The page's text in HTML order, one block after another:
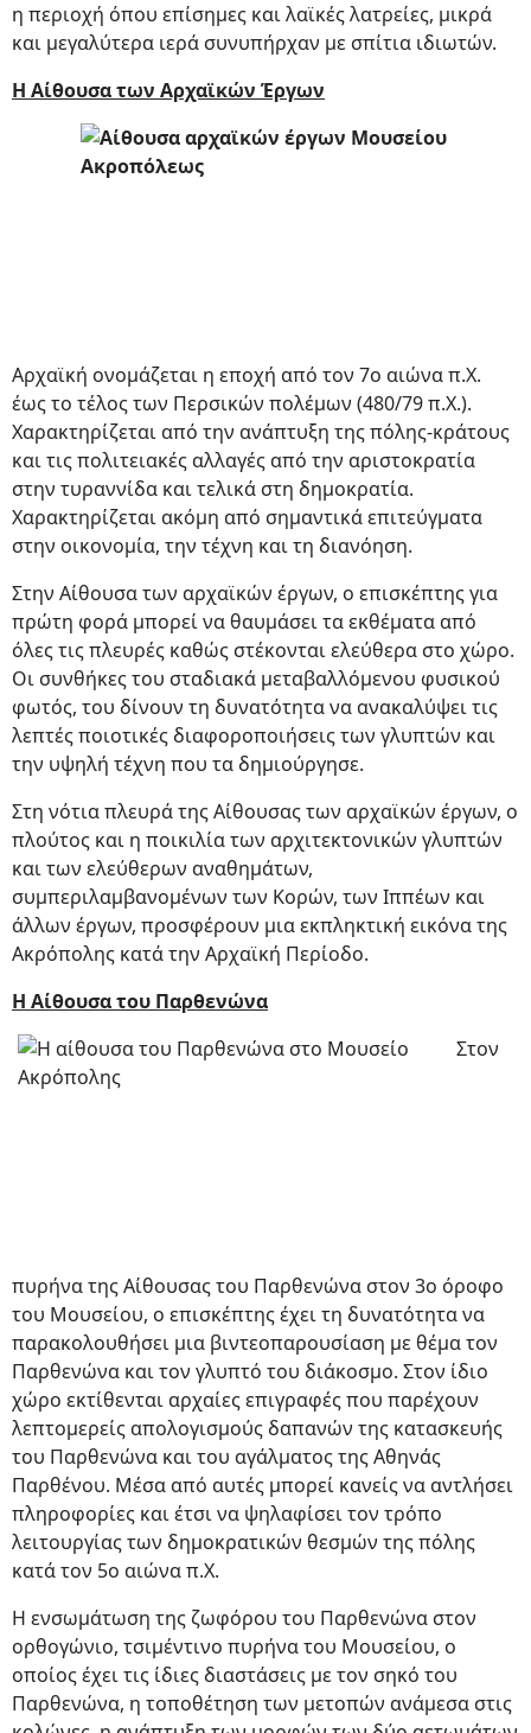
η περιοχή όπου επίσημες και λαϊκές λατρείες, μικρά
και μεγαλύτερα ιερά συνυπήρχαν με σπίτια ιδιωτών.
Η Αίθουσα των Αρχαϊκών Έργων
Αρχαϊκή ονομάζεται η εποχή από τον 7ο αιώνα π.Χ.
έως το τέλος των Περσικών πολέμων (480/79 π.Χ.).
Χαρακτηρίζεται από την ανάπτυξη της πόλης-κράτους
και τις πολιτειακές αλλαγές από την αριστοκρατία
στην τυραννίδα και τελικά στη δημοκρατία.
Χαρακτηρίζεται ακόμη από σημαντικά επιτεύγματα
στην οικονομία, την τέχνη και τη διανόηση.
Στην Αίθουσα των αρχαϊκών έργων, ο επισκέπτης για
πρώτη φορά μπορεί να θαυμάσει τα εκθέματα από
όλες τις πλευρές καθώς στέκονται ελεύθερα στο χώρο.
Οι συνθήκες του σταδιακά μεταβαλλόμενου φυσικού
φωτός, του δίνουν τη δυνατότητα να ανακαλύψει τις
λεπτές ποιοτικές διαφοροποιήσεις των γλυπτών και
την υψηλή τέχνη που τα δημιούργησε.
Στη νότια πλευρά της Αίθουσας των αρχαϊκών έργων, ο
πλούτος και η ποικιλία των αρχιτεκτονικών γλυπτών
και των ελεύθερων αναθημάτων,
συμπεριλαμβανομένων των Κορών, των Ιππέων και
άλλων έργων, προσφέρουν μια εκπληκτική εικόνα της
Ακρόπολης κατά την Αρχαϊκή Περίοδο.
Η Αίθουσα του Παρθενώνα
Στον
πυρήνα της Αίθουσας του Παρθενώνα στον 3ο όροφο
του Μουσείου, ο επισκέπτης έχει τη δυνατότητα να
παρακολουθήσει μια βιντεοπαρουσίαση με θέμα τον
Παρθενώνα και τον γλυπτό του διάκοσμο. Στον ίδιο
χώρο εκτίθενται αρχαίες επιγραφές που παρέχουν
λεπτομερείς απολογισμούς δαπανών της κατασκευής
του Παρθενώνα και του αγάλματος της Αθηνάς
Παρθένου. Μέσα από αυτές μπορεί κανείς να αντλήσει
πληροφορίες και έτσι να ψηλαφίσει τον τρόπο
λειτουργίας των δημοκρατικών θεσμών της πόλης
κατά τον 5ο αιώνα π.Χ.
Η ενσωμάτωση της ζωφόρου του Παρθενώνα στον
ορθογώνιο, τσιμέντινο πυρήνα του Μουσείου, ο
οποίος έχει τις ίδιες διαστάσεις με τον σηκό του
Παρθενώνα, η τοποθέτηση των μετοπών ανάμεσα στις